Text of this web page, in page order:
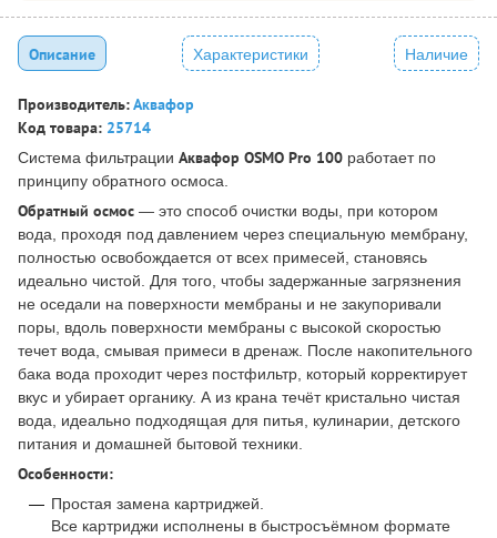
Описание Характеристики Наличие
Производитель:Аквафор
Код товара: 25714
Система фильтрации Аквафор OSMO Pro 100 работает по
принципу обратного осмоса.
Обратный осмос — это способ очистки воды, при котором
вода, проходя под давлением через специальную мембрану,
полностью освобождается от всех примесей, становясь
идеально чистой. Для того, чтобы задержанные загрязнения
не оседали на поверхности мембраны и не закупоривали
поры, вдоль поверхности мембраны с высокой скоростью
течет вода, смывая примеси в дренаж. После накопительного
бака вода проходит через постфильтр, который корректирует
вкус и убирает органику. А из крана течёт кристально чистая
вода, идеально подходящая для питья, кулинарии, детского
питания и домашней бытовой техники.
Особенности:
Простая замена картриджей.
Все картриджи исполнены в быстросъёмном формате